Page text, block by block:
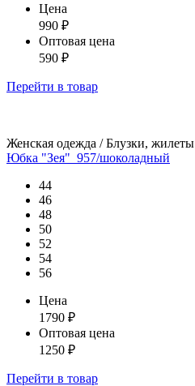
Цена
990 ₽
Оптовая цена
590 ₽
Перейти в товар
Женская одежда / Блузки, жилеты
Юбка "Зея"_957/шоколадный
44
46
48
50
52
54
56
Цена
1790 ₽
Оптовая цена
1250 ₽
Перейти в товар